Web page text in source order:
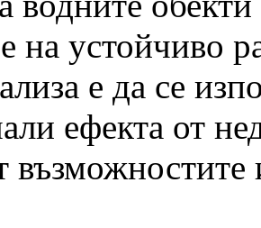
на устойчиво
е да се
ефекта от
възможностите